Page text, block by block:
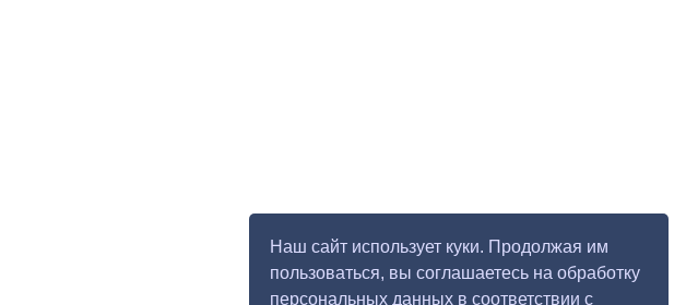
Наш сайт использует куки. Продолжая им
пользоваться, вы соглашаетесь на обработку
персональных данных в соответствии с